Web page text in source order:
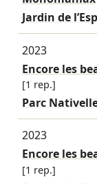
Jardin de
2023
Encore les
[1 rep.]
Parc
2023
Encore les
[1 rep.]